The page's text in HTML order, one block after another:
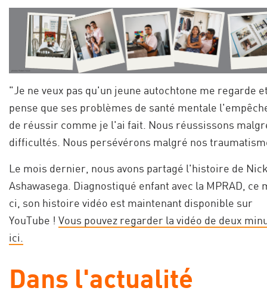
"Je ne veux pas qu'un jeune autochtone me regarde
pense que ses problèmes de santé mentale
de réussir comme je l'ai fait. Nous réussissons
difficultés. Nous persévérons malgré nos
Le mois dernier, nous avons partagé l'histoire de
Ashawasega. Diagnostiqué enfant avec la MPRAD, ce
ci, son histoire vidéo est maintenant disponible sur
YouTube ! Vous pouvez regarder la vidéo de deux
ici.
Dans l'actualité